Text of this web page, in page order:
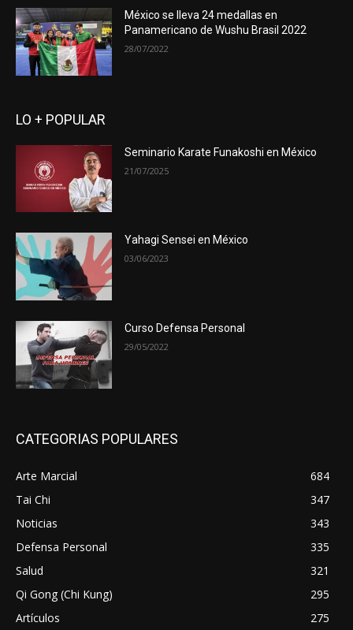
México se lleva 24 medallas en
Panamericano de Wushu Brasil 2022
28/07/2022
LO + POPULAR
Seminario Karate Funakoshi en México
21/07/2025
Yahagi Sensei en México
03/06/2023
Curso Defensa Personal
29/05/2022
CATEGORIAS POPULARES
Arte Marcial
684
Tai Chi
347
Noticias
343
Defensa Personal
335
Salud
321
Qi Gong (Chi Kung)
295
Artículos
275